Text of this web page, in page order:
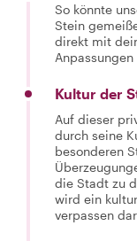
So könnte
Stein
direkt mit
Kultur der
Auf dieser
durch seine
besonderen
die Stadt zu
wird ein
verpassen